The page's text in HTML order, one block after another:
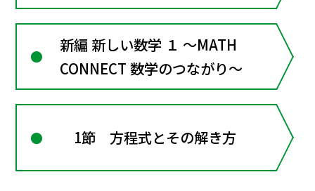
かかわる資料）
新編 新しい数学 １ ～MATH
CONNECT 数学のつながり～
1節 方程式とその解き方